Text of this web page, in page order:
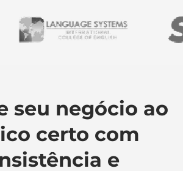
seu negócio ao
certo com
e